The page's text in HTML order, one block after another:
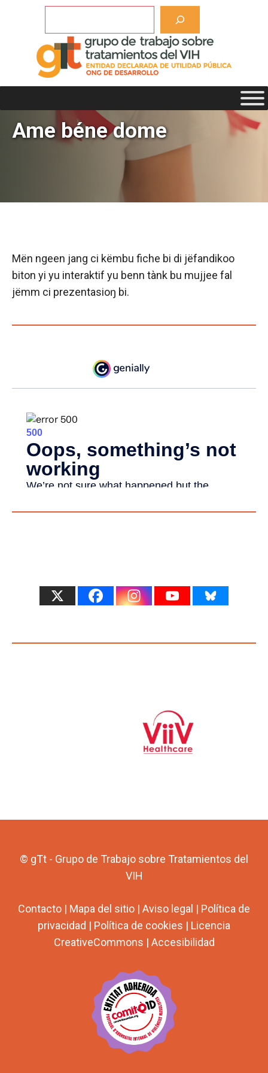
Ame béne dome
Mën ngeen jang ci këmbu fiche bi di jëfandikoo
biton yi yu interaktif yu benn tànk bu mujjee fal
jëmm ci prezentasioŋ bi.
© gTt - Grupo de Trabajo sobre Tratamientos del
VIH
Contacto | Mapa del sitio | Aviso legal | Política de
privacidad | Política de cookies | Licencia
CreativeCommons | Accesibilidad